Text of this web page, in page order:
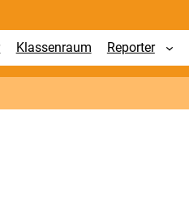
Klassenraum Reporter